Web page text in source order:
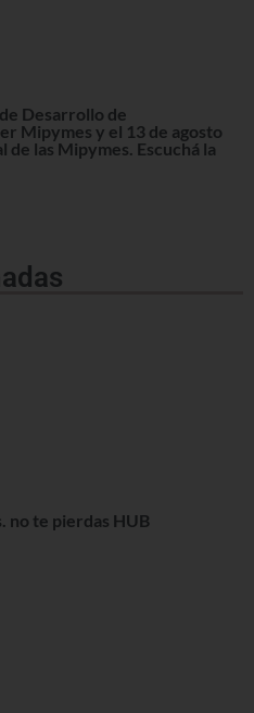
Desarrollo de
Mipymes y el 13 de agosto
de las Mipymes. Escuchá la
no te pierdas HUB